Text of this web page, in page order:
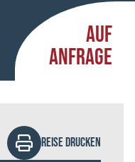
AUF
ANFRAGE
REISE DRUCKEN